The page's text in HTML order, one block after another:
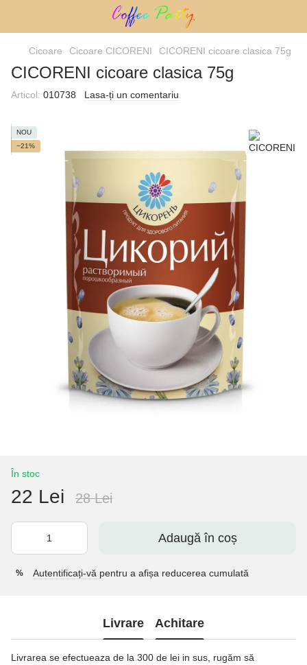
Cicoare Cicoare CICORENI CICORENI cicoare clasica 75g
CICORENI cicoare clasica 75g
Articol: 010738 Lasa-ți un comentariu
NOU
−21%
În stoc
22 Lei 28 Lei
Adaugă în coș
% Autentificați-vă pentru a afișa reducerea cumulată
Livrare Achitare
Livrarea se efectueaza de la 300 de lei in sus, rugăm să